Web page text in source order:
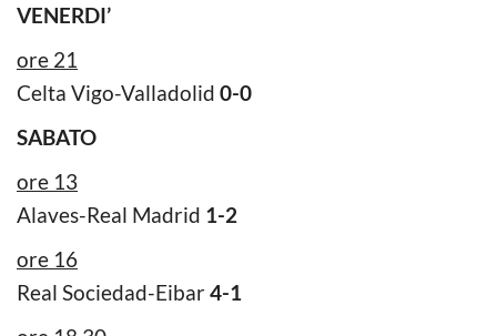
VENERDI’
ore 21
Celta Vigo-Valladolid 0-0
SABATO
ore 13
Alaves-Real Madrid 1-2
ore 16
Real Sociedad-Eibar4-1